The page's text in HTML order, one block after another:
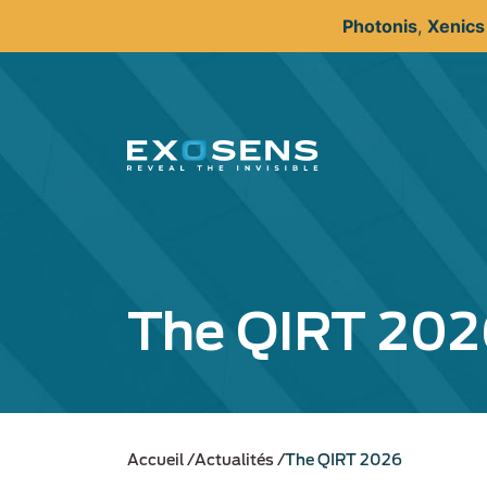
Photonis, Xenics
The QIRT
Accueil Actualités The QIRT 2026